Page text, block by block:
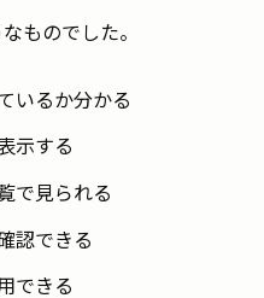
ものでした。
いるか分かる
示する
で見られる
認できる
できる